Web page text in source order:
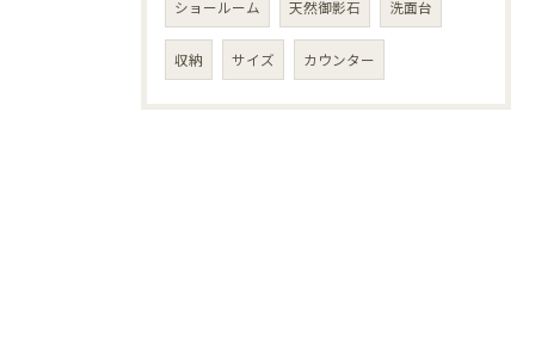
ショールーム 天然御影石 洗面台
収納 サイズ カウンター